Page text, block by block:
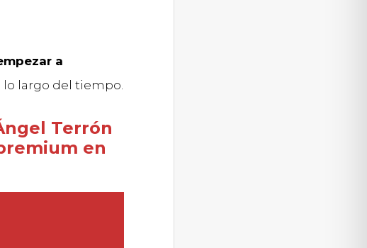
a
largo del tiempo.
Terrón
en